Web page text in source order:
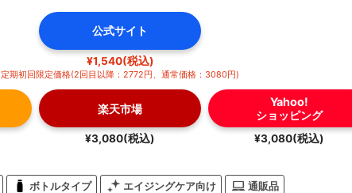
公式サイト
¥1,540(税込)
定期初回限定価格(2回目以降：2772円、通常価格：3080円)
楽天市場
¥3,080(税込)
Yahoo!
ショッピング
¥3,080(税込)
ボトルタイプ エイジングケア向け 通販品